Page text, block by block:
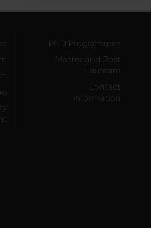
PhD Programmes
Master and Post
Lauream
Contact
information